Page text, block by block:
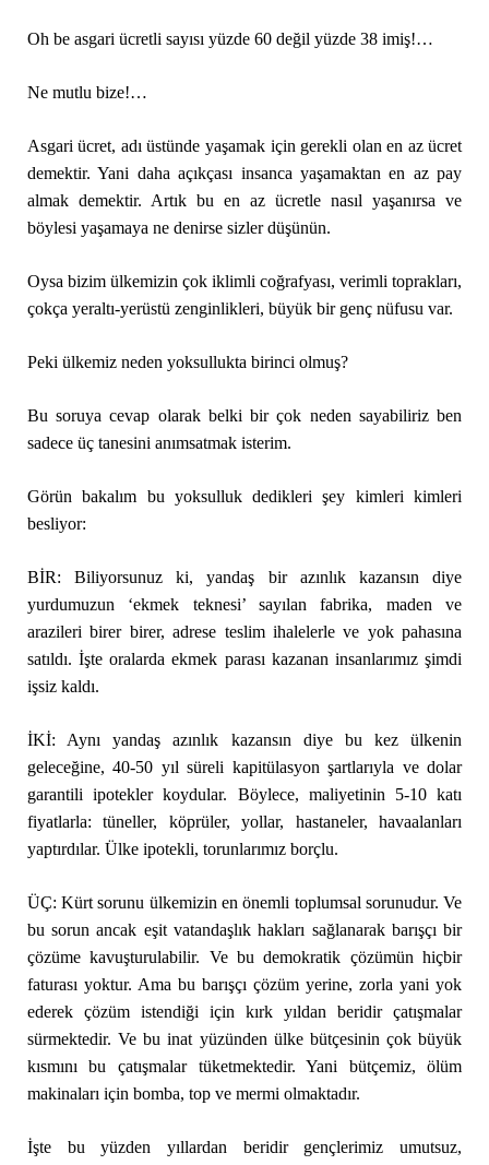
Oh be asgari ücretli sayısı yüzde 60 değil yüzde 38 imiş!…
Ne mutlu bize!…
Asgari ücret, adı üstünde yaşamak için gerekli olan en az ücret
demektir. Yani daha açıkçası insanca yaşamaktan en az pay
almak demektir. Artık bu en az ücretle nasıl yaşanırsa ve
böylesi yaşamaya ne denirse sizler düşünün.
Oysa bizim ülkemizin çok iklimli coğrafyası, verimli toprakları,
çokça yeraltı-yerüstü zenginlikleri, büyük bir genç nüfusu var.
Peki ülkemiz neden yoksullukta birinci olmuş?
Bu soruya cevap olarak belki bir çok neden sayabiliriz ben
sadece üç tanesini anımsatmak isterim.
Görün bakalım bu yoksulluk dedikleri şey kimleri kimleri
besliyor:
BİR: Biliyorsunuz ki, yandaş bir azınlık kazansın diye
yurdumuzun ‘ekmek teknesi’ sayılan fabrika, maden ve
arazileri birer birer, adrese teslim ihalelerle ve yok pahasına
satıldı. İşte oralarda ekmek parası kazanan insanlarımız şimdi
işsiz kaldı.
İKİ: Aynı yandaş azınlık kazansın diye bu kez ülkenin
geleceğine, 40-50 yıl süreli kapitülasyon şartlarıyla ve dolar
garantili ipotekler koydular. Böylece, maliyetinin 5-10 katı
fiyatlarla: tüneller, köprüler, yollar, hastaneler, havaalanları
yaptırdılar. Ülke ipotekli, torunlarımız borçlu.
ÜÇ: Kürt sorunu ülkemizin en önemli toplumsal sorunudur. Ve
bu sorun ancak eşit vatandaşlık hakları sağlanarak barışçı bir
çözüme kavuşturulabilir. Ve bu demokratik çözümün hiçbir
faturası yoktur. Ama bu barışçı çözüm yerine, zorla yani yok
ederek çözüm istendiği için kırk yıldan beridir çatışmalar
sürmektedir. Ve bu inat yüzünden ülke bütçesinin çok büyük
kısmını bu çatışmalar tüketmektedir. Yani bütçemiz, ölüm
makinaları için bomba, top ve mermi olmaktadır.
İşte bu yüzden yıllardan beridir gençlerimiz umutsuz,